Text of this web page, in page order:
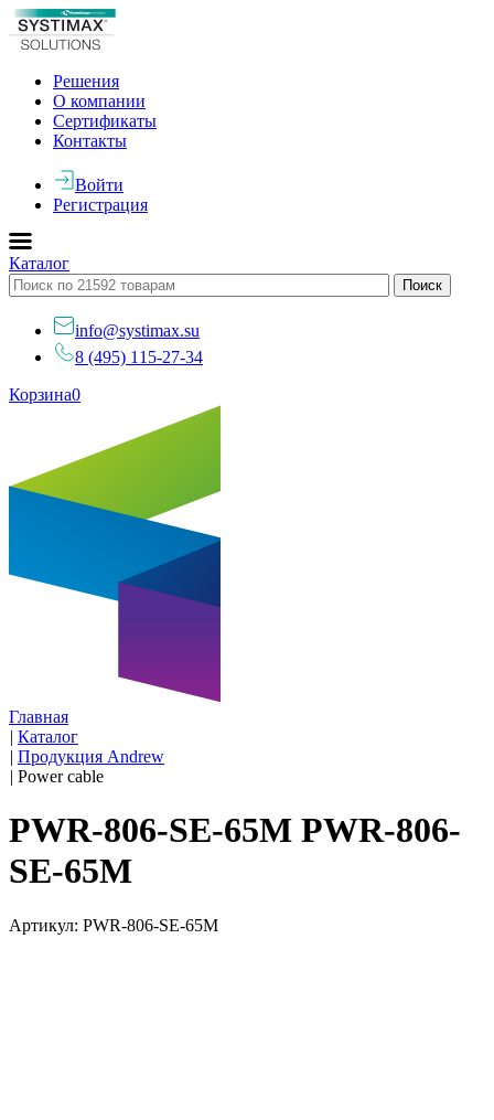
Решения
О компании
Сертификаты
Контакты
Войти
Регистрация
Каталог
info@systimax.su
8 (495) 115-27-34
Корзина0
Главная
| Каталог
| Продукция Andrew
| Power cable
PWR-806-SE-65M PWR-806-
SE-65M
Артикул: PWR-806-SE-65M